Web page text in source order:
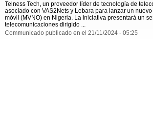
Telness Tech, un proveedor líder de tecnología de
asociado con VAS2Nets y Lebara para lanzar un
móvil (MVNO) en Nigeria. La iniciativa presentará un
telecomunicaciones dirigido ...
Communicado publicado en el 21/11/2024 - 05:25